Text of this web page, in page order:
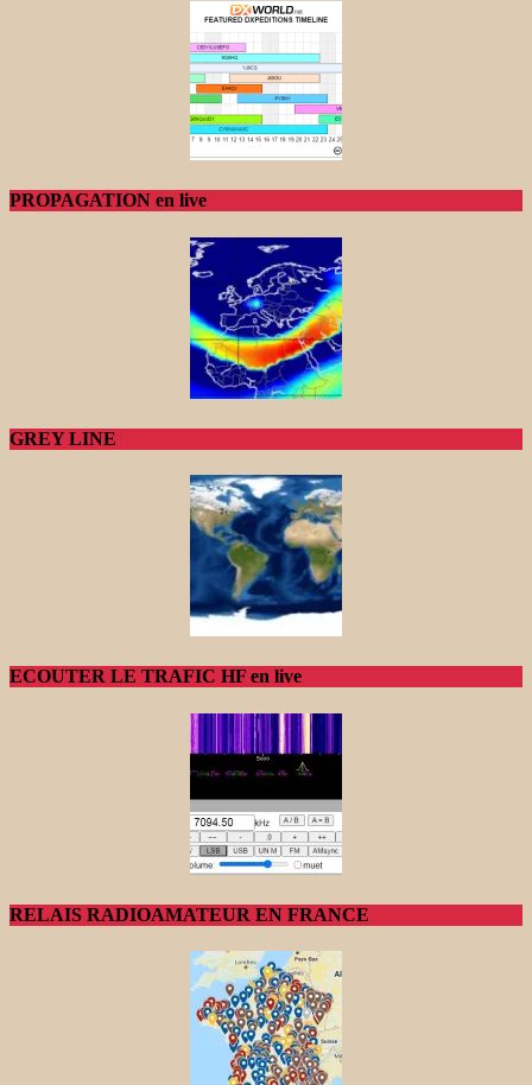
PROPAGATION en live
GREY LINE
ECOUTER LE TRAFIC HF en live
RELAIS RADIOAMATEUR EN FRANCE